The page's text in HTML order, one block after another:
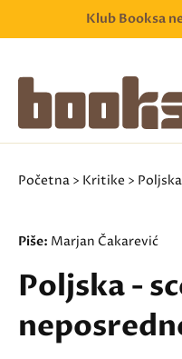
Klub Booksa
Početna > Kritike >
Piše: Marjan Čakarević
Poljska -